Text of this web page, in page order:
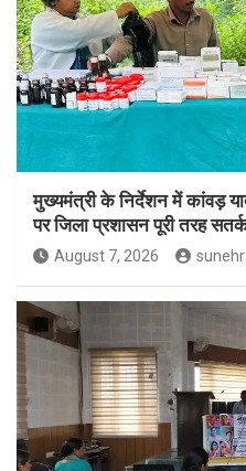
मुख्यमंत्री के निर्देशन में कांवड़
पर जिला प्रशासन पूरी तरह
August 7, 2026